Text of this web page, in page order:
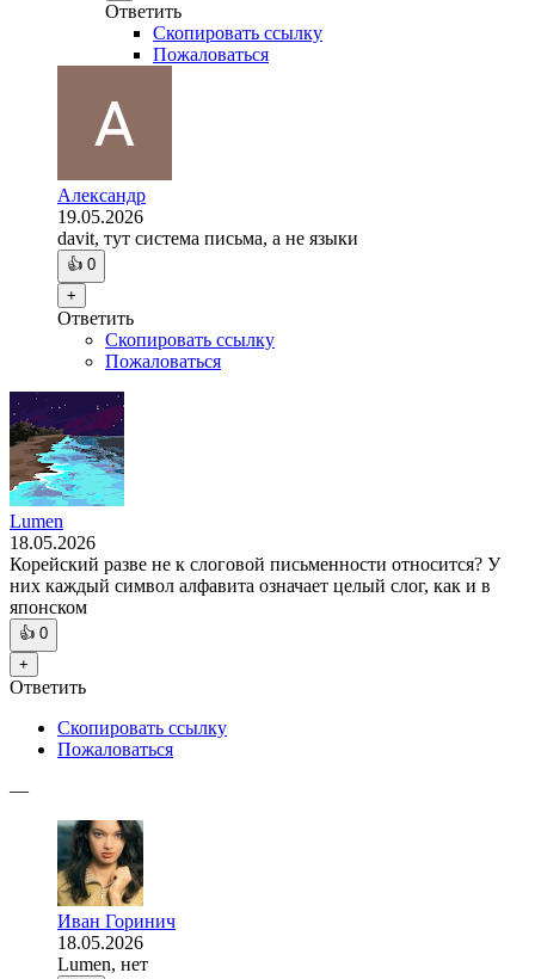
Ответить
Скопировать ссылку
Пожаловаться
Александр
19.05.2026
davit, тут система письма, а не языки
👍 0
+
Ответить
Скопировать ссылку
Пожаловаться
Lumen
18.05.2026
Корейский разве не к слоговой письменности относится? У
них каждый символ алфавита означает целый слог, как и в
японском
👍 0
+
Ответить
Скопировать ссылку
Пожаловаться
—
Иван Горинич
18.05.2026
Lumen, нет